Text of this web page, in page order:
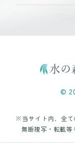
©
※当サイト内、全て
無断複写・転載等